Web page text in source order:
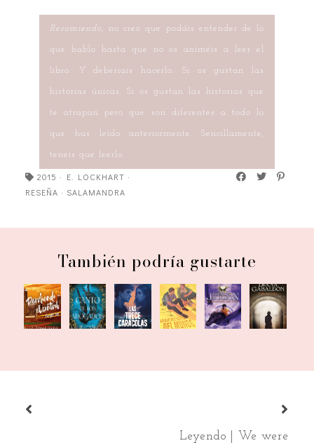
Resumiendo, no creo que podáis entender de lo
que hablo hasta que no os animéis a leer el
libro. Y deberíais hacerlo. Si os gustan las
historias únicas. Si os gustan las historias que
te atrapan pero que son diferentes a todo lo
que has leído anteriormente. Sencillamente,
tenéis que leerlo.
2015 · E. LOCKHART ·
RESEÑA · SALAMANDRA
También podría gustarte
Perdiendo
el control
El canto
de los
Las trece
caracolas
Lo que
nos
Percy
Jackson y
Forastera
Leyendo | We were